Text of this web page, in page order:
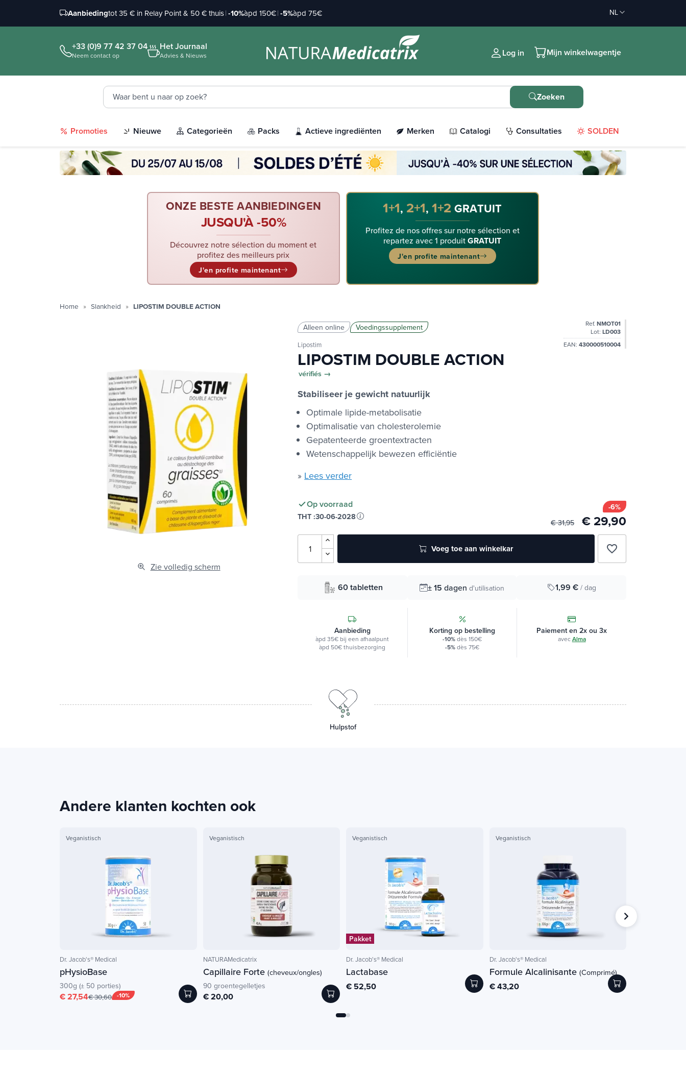
Aanbiedingtot 35 € in Relay Point & 50 € thuis|-10%àpd 150€|-5%àpd 75€ NL
+33 (0)9 77 42 37 04
Neem contact op
Het Journaal
Advies & Nieuws Log in Mijn winkelwagentje
Zoeken
Promoties Nieuwe Categorieën Packs Actieve ingrediënten Merken Catalogi Consultaties SOLDEN
ONZE BESTE AANBIEDINGEN
JUSQU'À -50%
Découvrez notre sélection du moment et
profitez des meilleurs prix
J'en profite maintenant
1+1, 2+1,1+2 GRATUIT
Profitez de nos offres sur notre sélection et
repartez avec 1 produitGRATUIT
J'en profite maintenant
Home Slankheid LIPOSTIM DOUBLE ACTION
Zie volledig scherm
Alleen online Voedingssupplement Ref. NMOT01
Lot: LD003
EAN: 430000510004
Lipostim
LIPOSTIM DOUBLE ACTION
vérifiés →
Stabiliseer je gewicht natuurlijk
Optimale lipide-metabolisatie
Optimalisatie van cholesterolemie
Gepatenteerde groentextracten
Wetenschappelijk bewezen efficiëntie
» Lees verder
Op voorraad
THT :30-06-2028
-6%
€ 31,95 € 29,90
Voeg toe aan winkelkar favorite_border
60 tabletten ± 15dagen d'utilisation 1,99 € / dag
Aanbieding
àpd 35€ bij een afhaalpunt
àpd 50€ thuisbezorging
Korting op bestelling
-10%dès 150€
-5%dès 75€
Paiement en 2x ou 3x
avec Alma
Hulpstof
Andere klanten kochten ook
Veganistisch
Dr. Jacob's® Medical
pHysioBase
300g (± 50 porties)
-10%
€ 27,54€ 30,60
Veganistisch
NATURAMedicatrix
Capillaire Forte (cheveux/ongles)
90 groentegelletjes
€ 20,00
Veganistisch
Pakket
Dr. Jacob's® Medical
Lactabase
€ 52,50
Veganistisch
Dr. Jacob's® Medical
Formule Alcalinisante (Comprimé)
€ 43,20